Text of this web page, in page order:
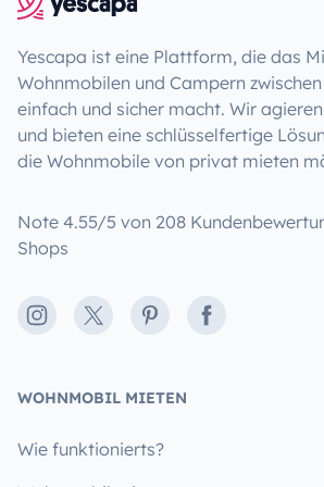
Yescapa ist eine Plattform, die das
Wohnmobilen und Campern
einfach und sicher macht. Wir
und bieten eine schlüsselfertige
die Wohnmobile von privat mieten
Note 4.55/5 von 208
Shops
Instagram
X PinterestFacebook
WOHNMOBIL MIETEN
Wie funktionierts?